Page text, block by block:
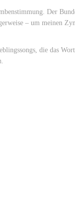
Der
– um meinen
die das